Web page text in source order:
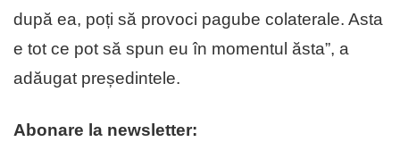
după ea, poți să provoci pagube colaterale. Asta
e tot ce pot să spun eu în momentul ăsta”, a
adăugat președintele.
Abonare la newsletter: